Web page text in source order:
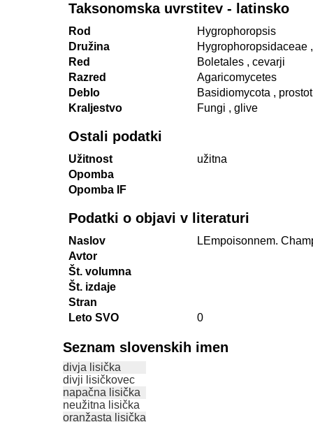
Taksonomska uvrstitev - latinsko
Rod
Hygrophoropsis
Družina
Hygrophoropsidaceae
Red
Boletales , cevarji
Razred
Agaricomycetes
Deblo
Basidiomycota ,
Kraljestvo
Fungi , glive
Ostali podatki
Užitnost
užitna
Opomba
Opomba IF
Podatki o objavi v literaturi
Naslov
LEmpoisonnem.
Avtor
Št. volumna
Št. izdaje
Stran
Leto SVO
0
Seznam slovenskih imen
divja lisička
divji lisičkovec
napačna lisička
neužitna lisička
oranžasta lisička